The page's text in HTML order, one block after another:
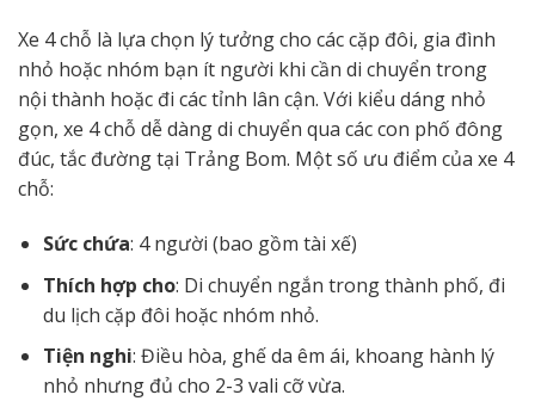
Xe 4 chỗ là lựa chọn lý tưởng cho các cặp đôi, gia đình
nhỏ hoặc nhóm bạn ít người khi cần di chuyển trong
nội thành hoặc đi các tỉnh lân cận. Với kiểu dáng nhỏ
gọn, xe 4 chỗ dễ dàng di chuyển qua các con phố đông
đúc, tắc đường tại Trảng Bom. Một số ưu điểm của xe 4
chỗ:
Sức chứa: 4 người (bao gồm tài xế)
Thích hợp cho: Di chuyển ngắn trong thành phố, đi
du lịch cặp đôi hoặc nhóm nhỏ.
Tiện nghi: Điều hòa, ghế da êm ái, khoang hành lý
nhỏ nhưng đủ cho 2-3 vali cỡ vừa.